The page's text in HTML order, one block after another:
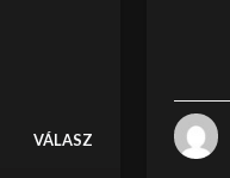
VÁLASZ